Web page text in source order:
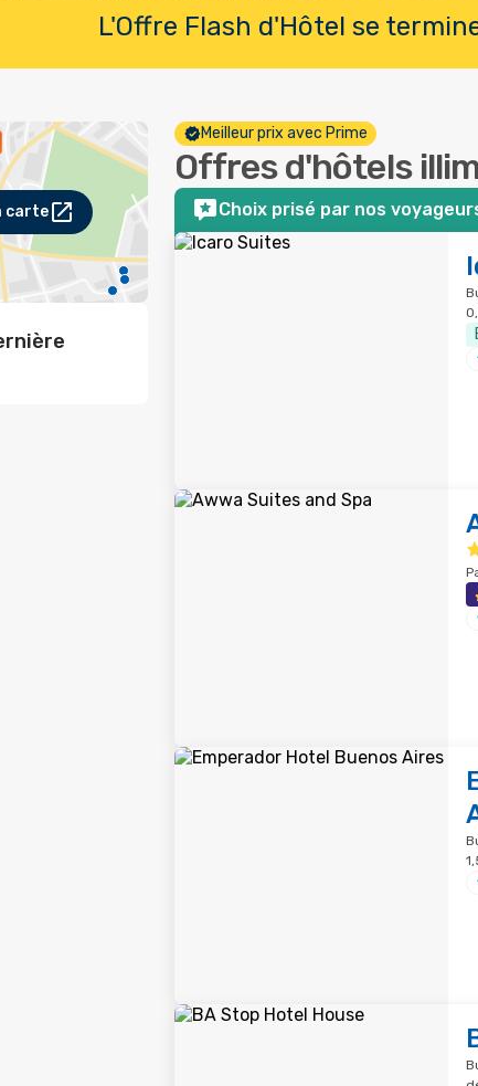
L'Offre Flash d'Hôtel se
carte
Meilleur prix avec Prime
Offres d'hôtels
Choix prisé par nos